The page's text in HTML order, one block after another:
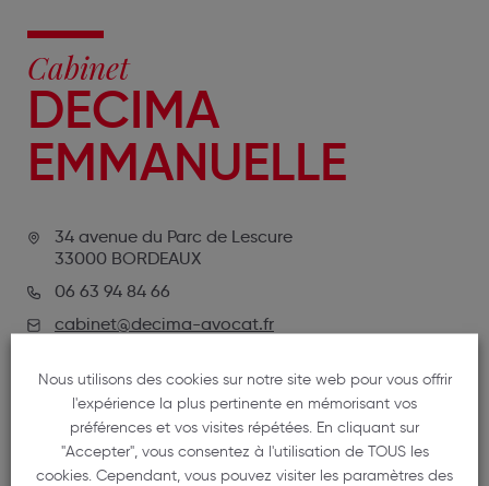
Cabinet
DECIMA
EMMANUELLE
34 avenue du Parc de Lescure
33000 BORDEAUX
06 63 94 84 66
cabinet@decima-avocat.fr
Nous utilisons des cookies sur notre site web pour vous offrir
l'expérience la plus pertinente en mémorisant vos
préférences et vos visites répétées. En cliquant sur
"Accepter", vous consentez à l'utilisation de TOUS les
cookies. Cependant, vous pouvez visiter les paramètres des